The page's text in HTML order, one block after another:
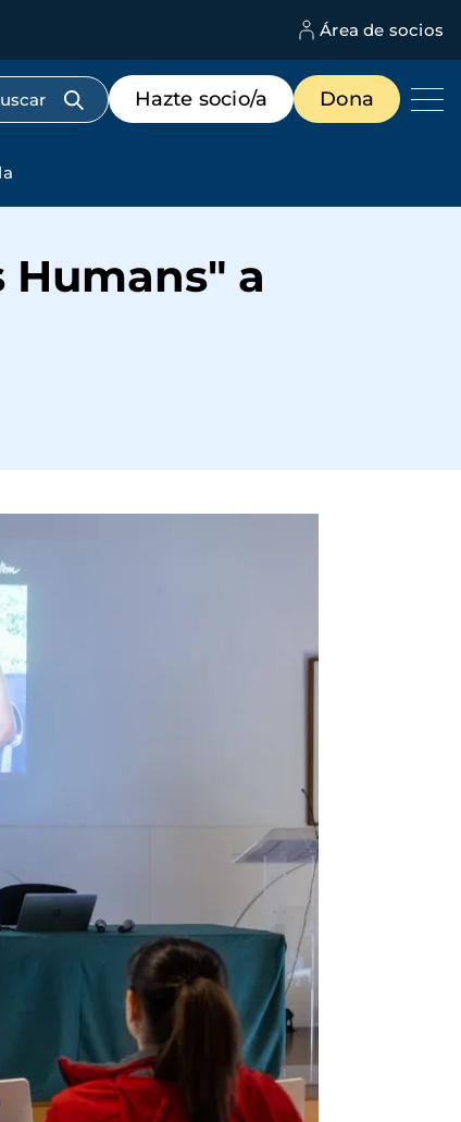
Área de socios
Menú
de
destacados
Hazte socio/a Dona
a